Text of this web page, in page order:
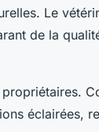
Le
de la
éclairées,